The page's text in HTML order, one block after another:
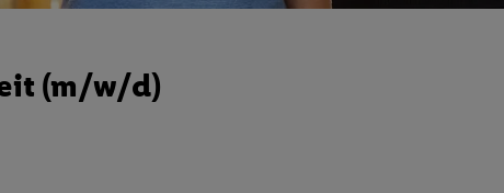
(m/w/d)